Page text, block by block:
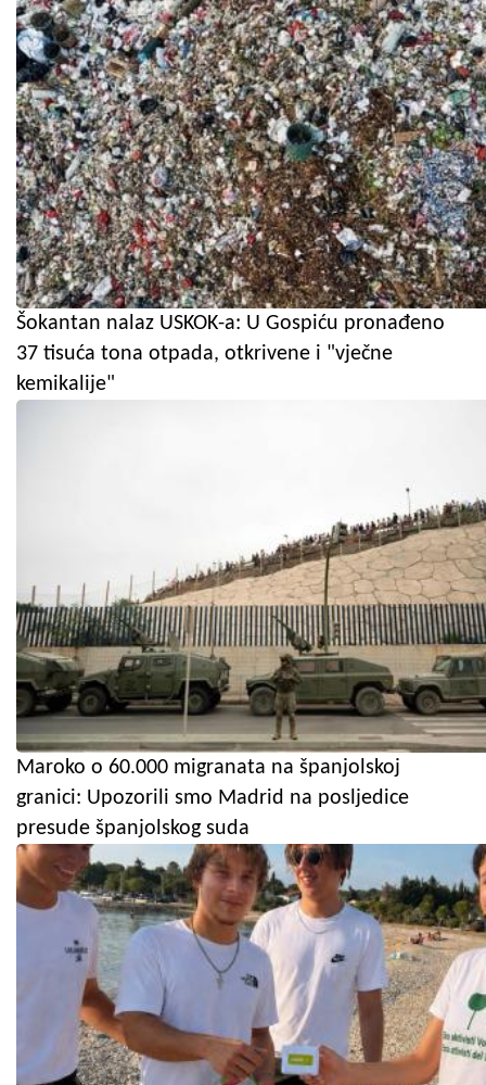
Šokantan nalaz USKOK-a: U Gospiću pronađeno
37 tisuća tona otpada, otkrivene i "vječne
kemikalije"
Maroko o 60.000 migranata na španjolskoj
granici: Upozorili smo Madrid na posljedice
presude španjolskog suda